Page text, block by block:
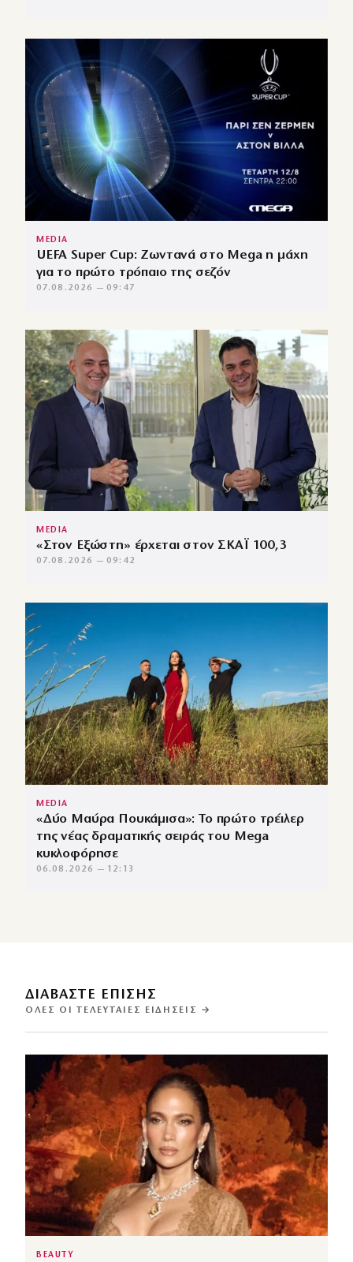
MEDIA
UEFA Super Cup: Ζωντανά στο Mega η μάχη
για το πρώτο τρόπαιο της σεζόν
07.08.2026 — 09:47
MEDIA
«Στον Εξώστη» έρχεται στον ΣΚΑΪ 100,3
07.08.2026 — 09:42
MEDIA
«Δύο Μαύρα Πουκάμισα»: Το πρώτο τρέιλερ
της νέας δραματικής σειράς του Mega
κυκλοφόρησε
06.08.2026 — 12:13
ΔΙΑΒΑΣΤΕ ΕΠΙΣΗΣ
ΌΛΕΣ ΟΙ ΤΕΛΕΥΤΑΊΕΣ ΕΙΔΉΣΕΙΣ →
BEAUTY